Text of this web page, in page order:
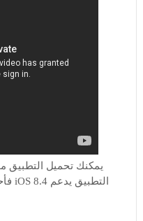
يمكنك تحميل التطبيق
التطبيق يدعم iOS 8.4 فأحدث ويأتي بحجم 75.1 ميغابايت.